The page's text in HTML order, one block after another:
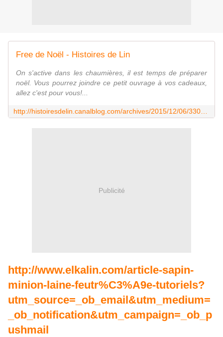
Free de Noël - Histoires de Lin
On s'active dans les chaumières, il est temps de préparer
noël. Vous pourrez joindre ce petit ouvrage à vos cadeaux,
allez c'est pour vous!...
Publicité
http://www.elkalin.com/article-sapin-
minion-laine-feutr%C3%A9e-tutoriels?
utm_source=_ob_email&utm_medium=
_ob_notification&utm_campaign=_ob_p
ushmail